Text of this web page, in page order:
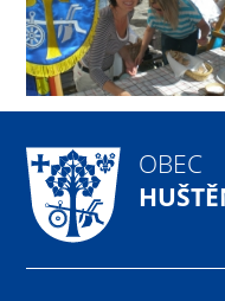
OBEC